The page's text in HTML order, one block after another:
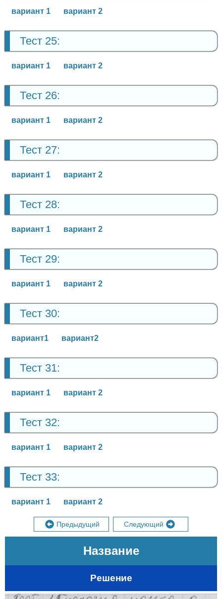
вариант 1 вариант 2
Тест 25:
вариант 1 вариант 2
Тест 26:
вариант 1 вариант 2
Тест 27:
вариант 1 вариант 2
Тест 28:
вариант 1 вариант 2
Тест 29:
вариант 1 вариант 2
Тест 30:
вариант1 вариант2
Тест 31:
вариант 1 вариант 2
Тест 32:
вариант 1 вариант 2
Тест 33:
вариант 1 вариант 2
Предыдущий Следующий
Название
Решение